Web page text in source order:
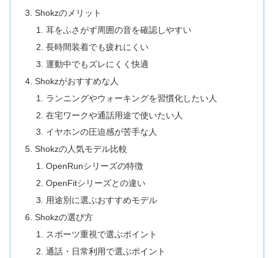
Shokzのメリット
耳をふさがず周囲の音を確認しやすい
長時間装着でも疲れにくい
運動中でもズレにくく快適
Shokzがおすすめな人
ランニングやウォーキングを習慣化したい人
在宅ワークや通話用途で使いたい人
イヤホンの圧迫感が苦手な人
Shokzの人気モデル比較
OpenRunシリーズの特徴
OpenFitシリーズとの違い
用途別に選ぶおすすめモデル
Shokzの選び方
スポーツ重視で選ぶポイント
通話・日常利用で選ぶポイント